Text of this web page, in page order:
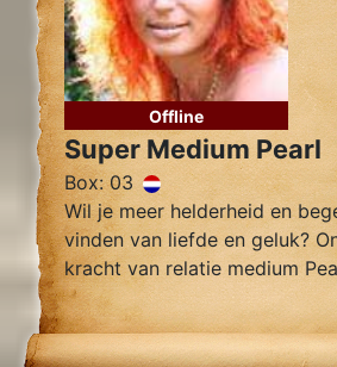
Offline
Super Medium Pearl
Box: 03
Wil je meer helderheid en
vinden van liefde en geluk?
kracht van relatie medium
intuïtieve vermogens en
inzichten kan Pearl je helpen
begrijpen van je huidige